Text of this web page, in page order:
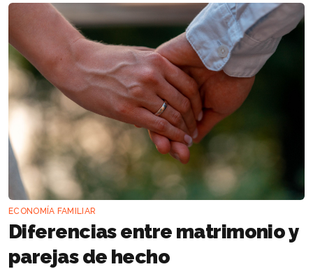
ECONOMÍA FAMILIAR
Diferencias entre matrimonio y
parejas de hecho